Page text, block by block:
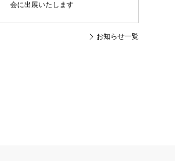
会に出展いたします
お知らせ一覧